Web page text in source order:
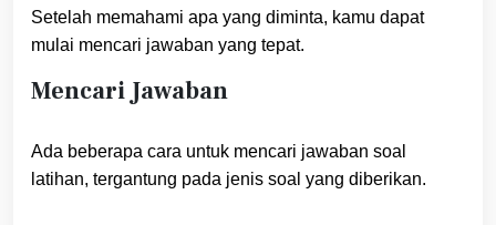
Setelah memahami apa yang diminta, kamu dapat
mulai mencari jawaban yang tepat.
Mencari Jawaban
Ada beberapa cara untuk mencari jawaban soal
latihan, tergantung pada jenis soal yang diberikan.